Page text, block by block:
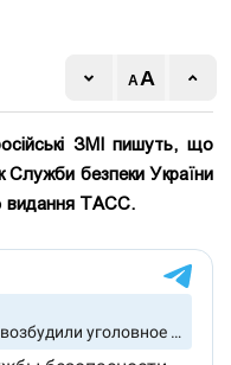
ЗМІ пишуть, що
Служби безпеки України
видання ТАСС.